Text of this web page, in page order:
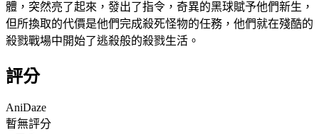
體，突然亮了起來，發出了指令，奇異的黑球賦予他們新生，
但所換取的代價是他們完成殺死怪物的任務，他們就在殘酷的
殺戮戰場中開始了逃殺般的殺戮生活。
評分
AniDaze
暫無評分